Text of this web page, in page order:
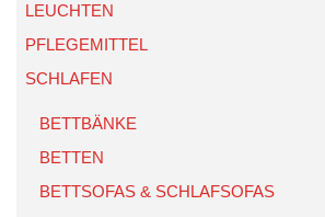
LEUCHTEN
PFLEGEMITTEL
SCHLAFEN
BETTBÄNKE
BETTEN
BETTSOFAS & SCHLAFSOFAS